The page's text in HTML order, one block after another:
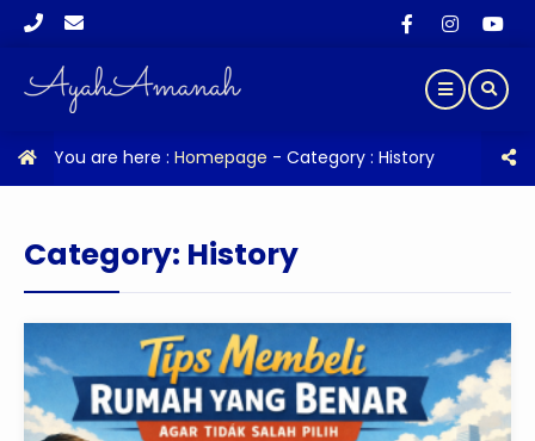
You are here : Homepage - Category : History
Category: History